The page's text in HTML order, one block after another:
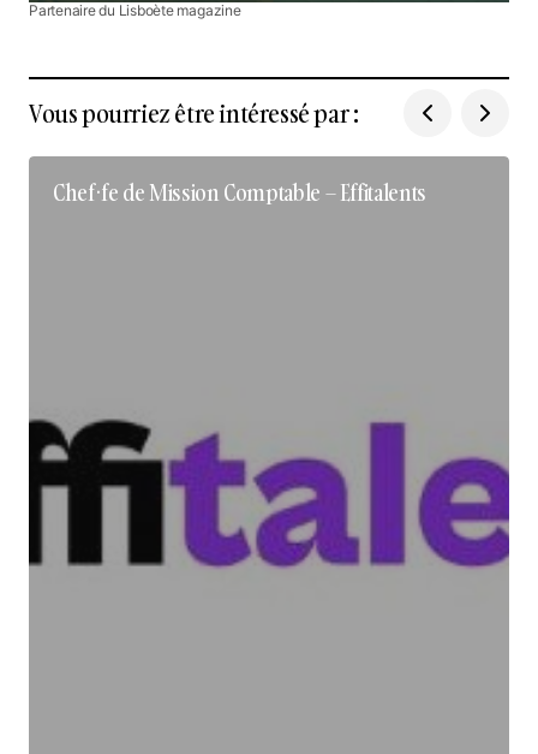
Partenaire du Lisboète magazine
Vous pourriez être intéressé par :
Chef·fe de Mission Comptable – Effitalents